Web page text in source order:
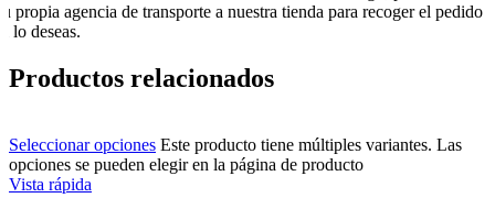
propia agencia de transporte a nuestra tienda para recoger el pedido
lo deseas.
Productos relacionados
Seleccionar opciones Este producto tiene múltiples variantes. Las
opciones se pueden elegir en la página de producto
Vista rápida